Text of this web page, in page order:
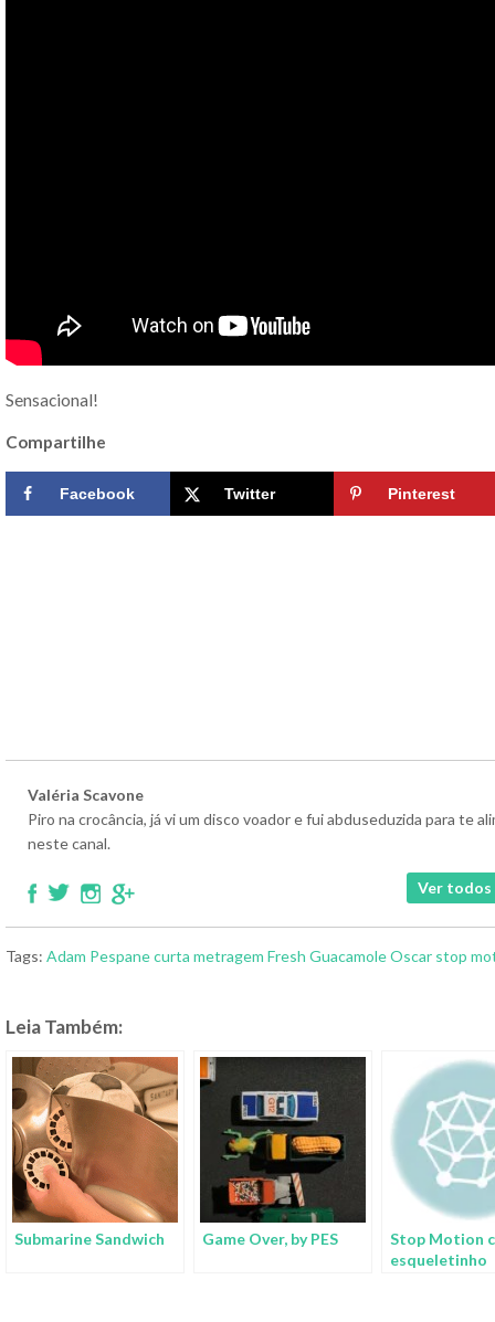
Sensacional!
Compartilhe
Facebook Twitter Pinterest
Valéria Scavone
Piro na crocância, já vi um disco voador e fui abduseduzida para te
neste canal.
Ver todos
Tags: Adam Pespanecurta metragem Fresh GuacamoleOscar stop
Leia Também:
Submarine Sandwich Game Over, by PES
Stop Motion
esqueletinho